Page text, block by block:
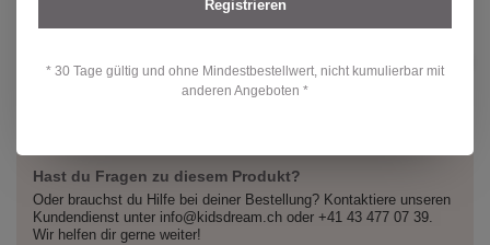
Auf Lager
CHF 39,90
Hast du Fragen zu diesem Produkt?
Oder brauchst du Hilfe bei deiner Bestellung? Kontaktiere unseren
Kundendienst unter info@kidsdream.ch oder +41 43 477 07 39.
Wir helfen dir gerne weiter!
Registrieren
* 30 Tage gültig und ohne Mindestbestellwert, nicht kumulierbar mit
anderen Angeboten *